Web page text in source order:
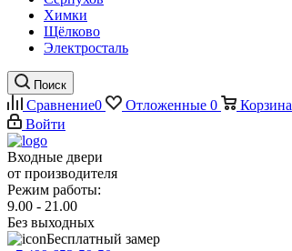
Химки
Щёлково
Электросталь
Поиск
Сравнение0 Отложенные 0 Корзина
Войти
Входные двери
от производителя
Режим работы:
9.00 - 21.00
Без выходных
Бесплатный замер